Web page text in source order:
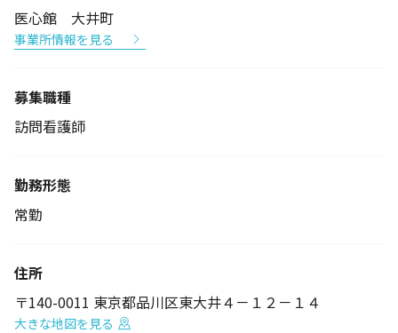
医心館 大井町
事業所情報を見る
募集職種
訪問看護師
勤務形態
常勤
住所
〒140-0011 東京都品川区東大井４－１２－１４
大きな地図を見る